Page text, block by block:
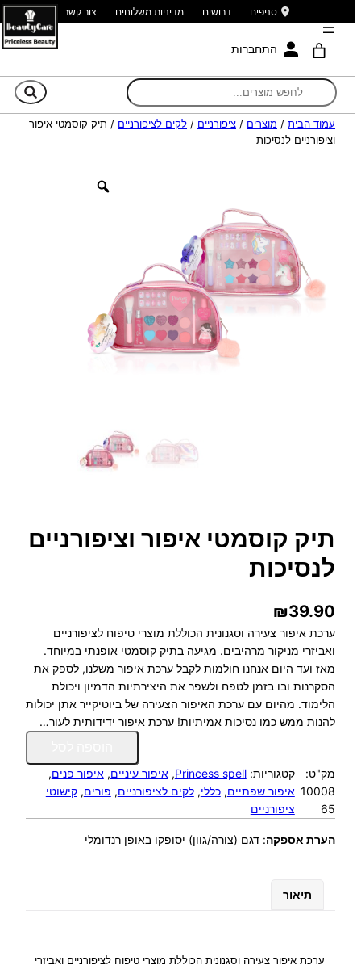
סניפים דרושים מדיניות משלוחים צור קשר
התחברות
עמוד הבית / מוצרים / ציפורניים / לקים לציפורניים / תיק קוסמטי איפור
וציפורניים לנסיכות
תיק קוסמטי איפור וציפורניים
לנסיכות
₪39.90
ערכת איפור צעירה וסגנונית הכוללת מוצרי טיפוח לציפורניים
ואביזרי מניקור מרהיבים. מגיעה בתיק קוסמטי אופנתי במיוחד.
מאז ועד היום אנחנו חולמות לקבל ערכת איפור משלנו, לספק את
הסקרנות ובו בזמן לטפח ולשפר את היצירתיות הדמיון ויכולת
הלימוד. מהיום עם ערכת האיפור הצעירה של ביוטיקייר אתן יכולות
להנות ממש כמו נסיכות אמיתיות! ערכת איפור ידידותית לעור…
כ
ו
ת
ת
מק"ט:
10008
65
קטגוריות:Princess spell
, איפור עיניים, איפור פנים,
איפור שפתיים, כללי, לקים לציפורניים, פורים, קישוטי
ציפורניים
הערת אספקה: דגם (צורה/גוון) יסופקו באופן רנדומלי
תיאור
ערכת איפור צעירה וסגנונית הכוללת מוצרי טיפוח לציפורניים ואביזרי